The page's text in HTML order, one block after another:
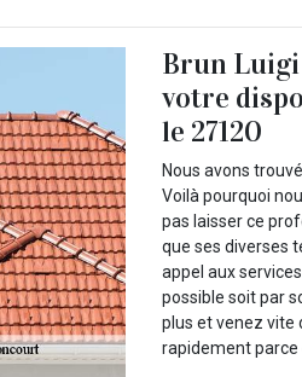
Brun
votre
le 27120
Nous avons
Voilà pourquoi
pas laisser ce
que ses diverses
appel aux
possible soit par
plus et venez vite
rapidement parce